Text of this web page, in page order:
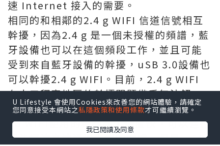
速 Internet 接入的需要。
相同的和相鄰的2.4 g WIFI 信道信號相互
幹擾，因為2.4 g 是一個未授權的頻譜，藍
牙設備也可以在這個頻段工作，並且可能
受到來自藍牙設備的幹擾，uSB 3.0設備也
可以幹擾2.4 g WIFI。目前，2.4 g WIFI
在人口稠密地區的幹擾問題幾乎無法解
決，選擇信道是不可避免的。
5G WIFI使用的頻譜高，速度快，可以進行
解決經濟高速通過上網的需求。但是，5G
U Lifestyle 會使用Cookies來改善您的網站體驗，請確定
您同意接受本網站之私隱政策和使用條款才可繼續瀏覽。
我已閱讀及同意